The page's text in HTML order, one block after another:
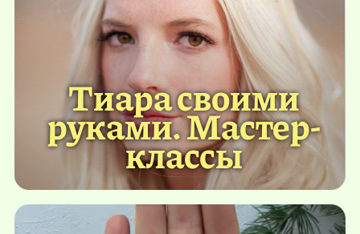
Тиара своими
руками. Мастер-
классы